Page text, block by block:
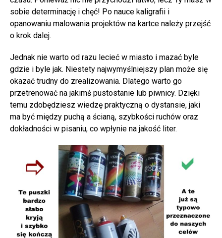
sobie determinację i chęć! Po nauce kaligrafii i
opanowaniu malowania projektów na kartce należy przejść
o krok dalej.
Jednak nie warto od razu lecieć w miasto i mazać byle
gdzie i byle jak. Niestety najwymyślniejszy plan może się
okazać trudny do zrealizowania. Dlatego warto go
przetrenować na jakimś pustostanie lub piwnicy. Dzięki
temu zdobędziesz wiedzę praktyczną o dystansie, jaki
ma być między puchą a ścianą, szybkości ruchów oraz
dokładności w pisaniu, co wpłynie na jakość liter.